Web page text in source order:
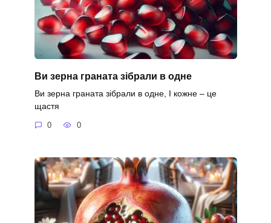
Ви зерна граната зібрали в одне
Ви зерна граната зібрали в одне, І кожне – це
щастя
0 0